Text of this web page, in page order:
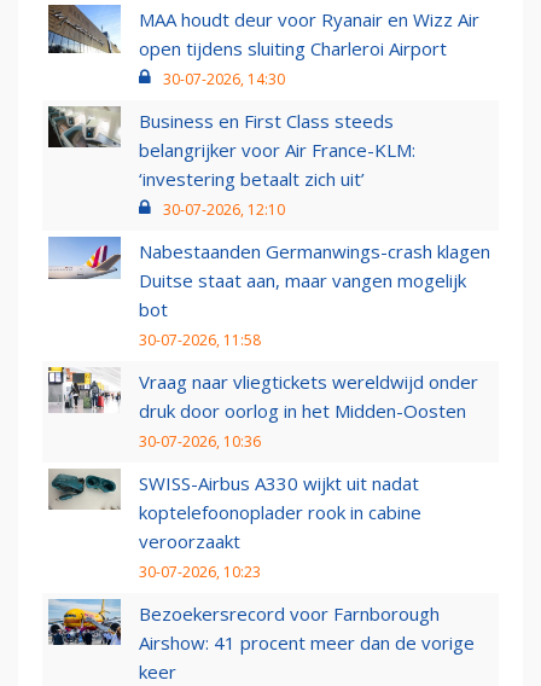
MAA houdt deur voor Ryanair en Wizz Air
open tijdens sluiting Charleroi Airport
30-07-2026, 14:30
Business en First Class steeds
belangrijker voor Air France-KLM:
‘investering betaalt zich uit’
30-07-2026, 12:10
Nabestaanden Germanwings-crash klagen
Duitse staat aan, maar vangen mogelijk
bot
30-07-2026, 11:58
Vraag naar vliegtickets wereldwijd onder
druk door oorlog in het Midden-Oosten
30-07-2026, 10:36
SWISS-Airbus A330 wijkt uit nadat
koptelefoonoplader rook in cabine
veroorzaakt
30-07-2026, 10:23
Bezoekersrecord voor Farnborough
Airshow: 41 procent meer dan de vorige
keer